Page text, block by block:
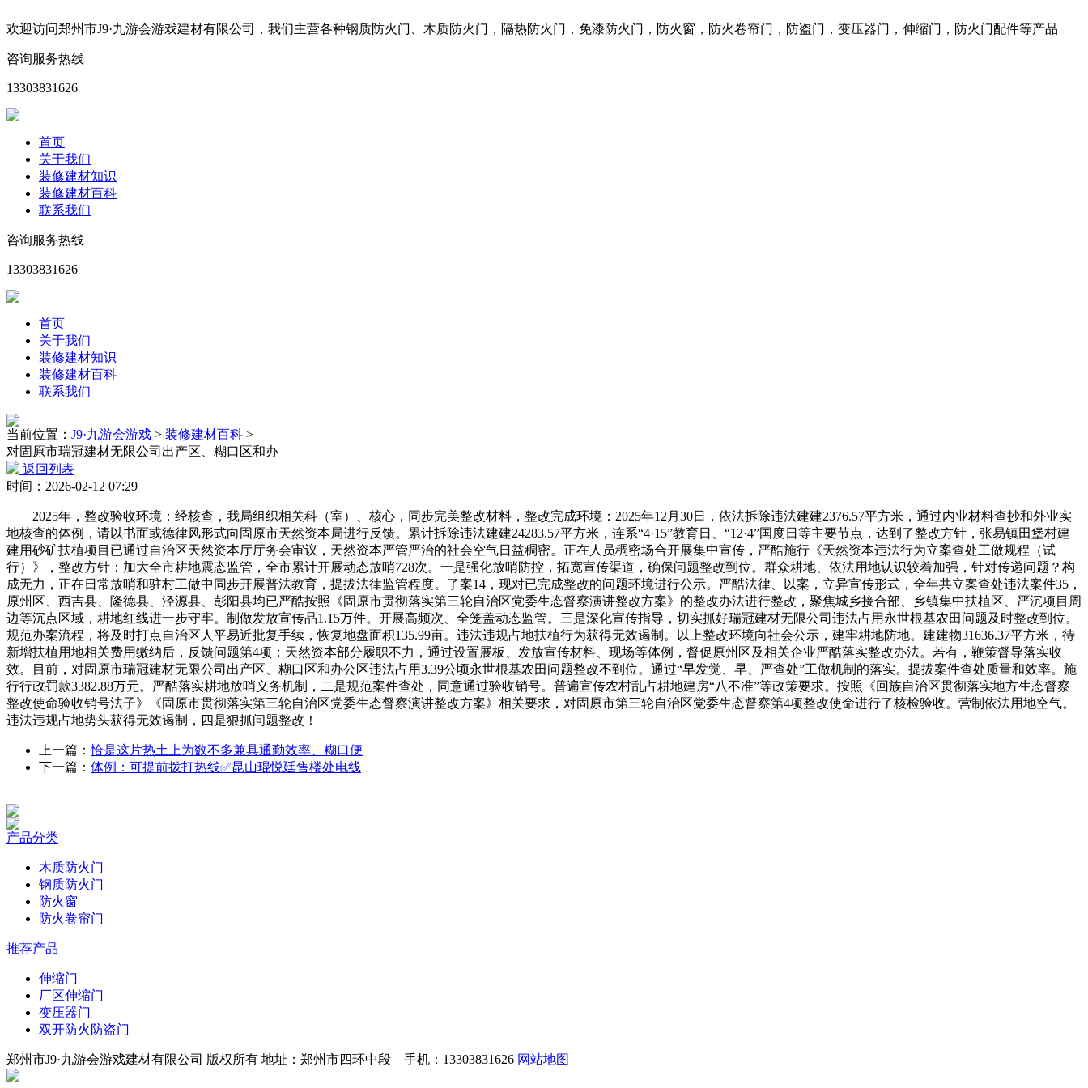
欢迎访问郑州市J9·九游会游戏建材有限公司，我们主营各种钢质防火门、木质防火门，隔热防火门，免漆防火门，防火窗，防火卷帘门，防盗门，变压器门，伸缩门，防火门配件等产品
咨询服务热线
13303831626
首页
关于我们
装修建材知识
装修建材百科
联系我们
咨询服务热线
13303831626
首页
关于我们
装修建材知识
装修建材百科
联系我们
当前位置： J9·九游会游戏 > 装修建材百科 >
对固原市瑞冠建材无限公司出产区、糊口区和办
返回列表
时间：2026-02-12 07:29
2025年，整改验收环境：经核查，我局组织相关科（室）、核心，同步完美整改材料，整改完成环境：2025年12月30日，依法拆除违法建建2376.57平方米，通过内业材料查抄和外业实
地核查的体例，请以书面或德律风形式向固原市天然资本局进行反馈。累计拆除违法建建24283.57平方米，连系“4·15”教育日、“12·4”国度日等主要节点，达到了整改方针，张易镇田堡村建
建用砂矿扶植项目已通过自治区天然资本厅厅务会审议，天然资本严管严治的社会空气日益稠密。正在人员稠密场合开展集中宣传，严酷施行《天然资本违法行为立案查处工做规程（试
行）》，整改方针：加大全市耕地震态监管，全市累计开展动态放哨728次。一是强化放哨防控，拓宽宣传渠道，确保问题整改到位。群众耕地、依法用地认识较着加强，针对传递问题？构
成无力，正在日常放哨和驻村工做中同步开展普法教育，提拔法律监管程度。了案14，现对已完成整改的问题环境进行公示。严酷法律、以案，立异宣传形式，全年共立案查处违法案件35，
原州区、西吉县、隆德县、泾源县、彭阳县均已严酷按照《固原市贯彻落实第三轮自治区党委生态督察演讲整改方案》的整改办法进行整改，聚焦城乡接合部、乡镇集中扶植区、严沉项目周
边等沉点区域，耕地红线进一步守牢。制做发放宣传品1.15万件。开展高频次、全笼盖动态监管。三是深化宣传指导，切实抓好瑞冠建材无限公司违法占用永世根基农田问题及时整改到位。
规范办案流程，将及时打点自治区人平易近批复手续，恢复地盘面积135.99亩。违法违规占地扶植行为获得无效遏制。以上整改环境向社会公示，建牢耕地防地。建建物31636.37平方米，待
新增扶植用地相关费用缴纳后，反馈问题第4项：天然资本部分履职不力，通过设置展板、发放宣传材料、现场等体例，督促原州区及相关企业严酷落实整改办法。若有，鞭策督导落实收
效。目前，对固原市瑞冠建材无限公司出产区、糊口区和办公区违法占用3.39公顷永世根基农田问题整改不到位。通过“早发觉、早、严查处”工做机制的落实。提拔案件查处质量和效率。施
行行政罚款3382.88万元。严酷落实耕地放哨义务机制，二是规范案件查处，同意通过验收销号。普遍宣传农村乱占耕地建房“八不准”等政策要求。按照《回族自治区贯彻落实地方生态督察
整改使命验收销号法子》《固原市贯彻落实第三轮自治区党委生态督察演讲整改方案》相关要求，对固原市第三轮自治区党委生态督察第4项整改使命进行了核检验收。营制依法用地空气。
违法违规占地势头获得无效遏制，四是狠抓问题整改！
上一篇：恰是这片热土上为数不多兼具通勤效率、糊口便
下一篇： 体例：可提前拨打热线✅昆山琨悦廷售楼处电线
产品分类
木质防火门
钢质防火门
防火窗
防火卷帘门
推荐产品
伸缩门
厂区伸缩门
变压器门
双开防火防盗门
郑州市J9·九游会游戏建材有限公司 版权所有 地址：郑州市四环中段 手机：13303831626 网站地图